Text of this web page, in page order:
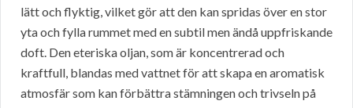
lätt och flyktig, vilket gör att den kan spridas över en stor
yta och fylla rummet med en subtil men ändå uppfriskande
doft. Den eteriska oljan, som är koncentrerad och
kraftfull, blandas med vattnet för att skapa en aromatisk
atmosfär som kan förbättra stämningen och trivseln på